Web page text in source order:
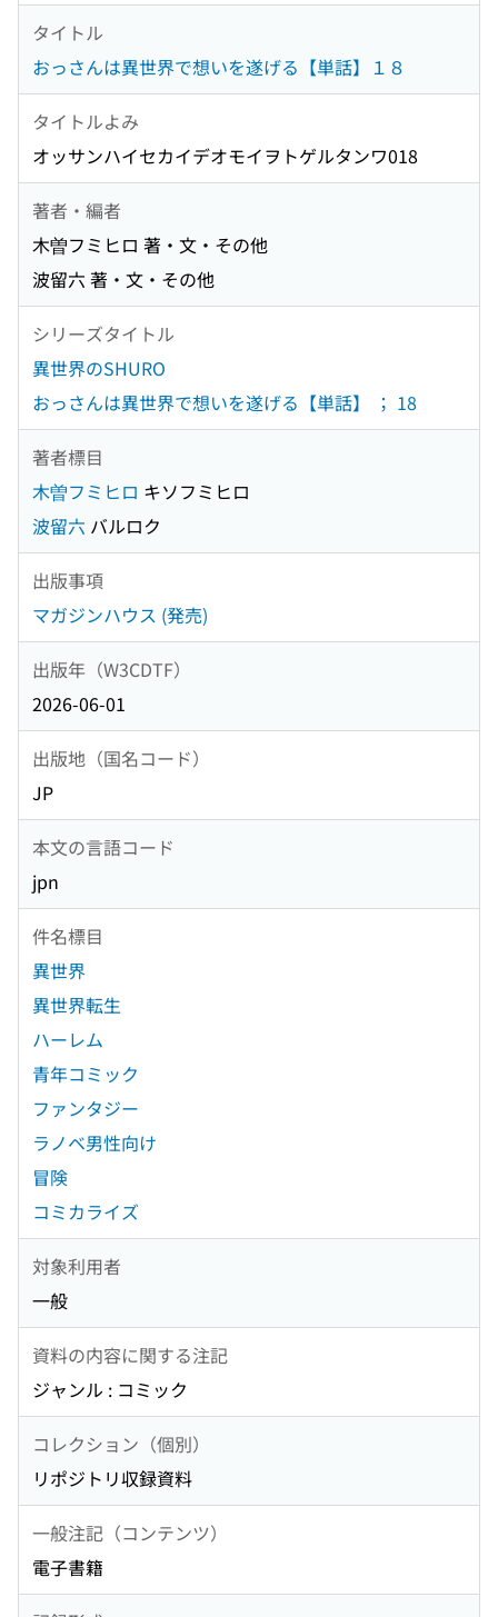
タイトル
おっさんは異世界で想いを遂げる【単話】１８
タイトルよみ
オッサンハイセカイデオモイヲトゲルタンワ018
著者・編者
木曽フミヒロ 著・文・その他
波留六 著・文・その他
シリーズタイトル
異世界のSHURO
おっさんは異世界で想いを遂げる【単話】 ； 18
著者標目
木曽フミヒロ キソフミヒロ
波留六 バルロク
出版事項
マガジンハウス (発売)
出版年（W3CDTF）
2026-06-01
出版地（国名コード）
JP
本文の言語コード
jpn
件名標目
異世界
異世界転生
ハーレム
青年コミック
ファンタジー
ラノベ男性向け
冒険
コミカライズ
対象利用者
一般
資料の内容に関する注記
ジャンル : コミック
コレクション（個別）
リポジトリ収録資料
一般注記（コンテンツ）
電子書籍